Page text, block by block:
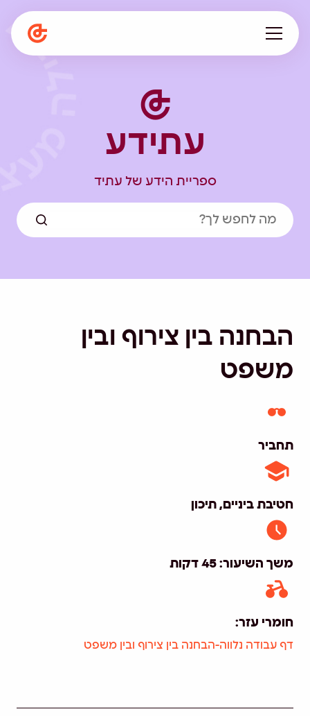
תפיסה חינוכית
en
עתידע
ספריית הידע של עתיד
הבחנה בין צירוף ובין
משפט
תחביר
חטיבת ביניים, תיכון
משך השיעור: 45 דקות
חומרי עזר:
דף עבודה נלווה-הבחנה בין צירוף ובין משפט